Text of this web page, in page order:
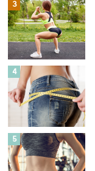
3
4
5